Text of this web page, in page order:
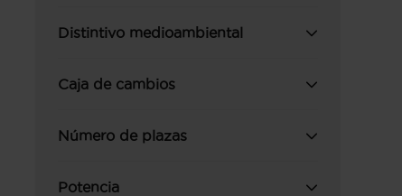
Distintivo medioambiental
Caja de cambios
Número de plazas
Potencia